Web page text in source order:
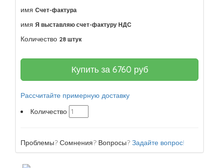
имя Счет-фактура
имя Я выставляю счет-фактуру НДС
Количество 28 штук
Купить за 6760 руб
Рассчитайте примерную доставку
Количество
Проблемы? Сомнения? Вопросы? Задайте вопрос!